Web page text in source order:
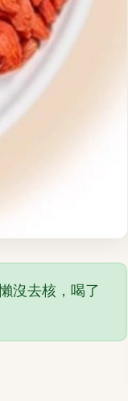
沒去核，喝了